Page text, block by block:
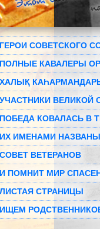
ГЕРОИ СОВЕТСКОГО
ПОЛНЫЕ КАВАЛЕРЫ
ХАЛЫҚ
УЧАСТНИКИ ВЕЛИКОЙ
ПОБЕДА КОВАЛАСЬ В
ИХ ИМЕНАМИ
СОВЕТ ВЕТЕРАНОВ
И ПОМНИТ МИР
ЛИСТАЯ СТРАНИЦЫ
ИЩЕМ